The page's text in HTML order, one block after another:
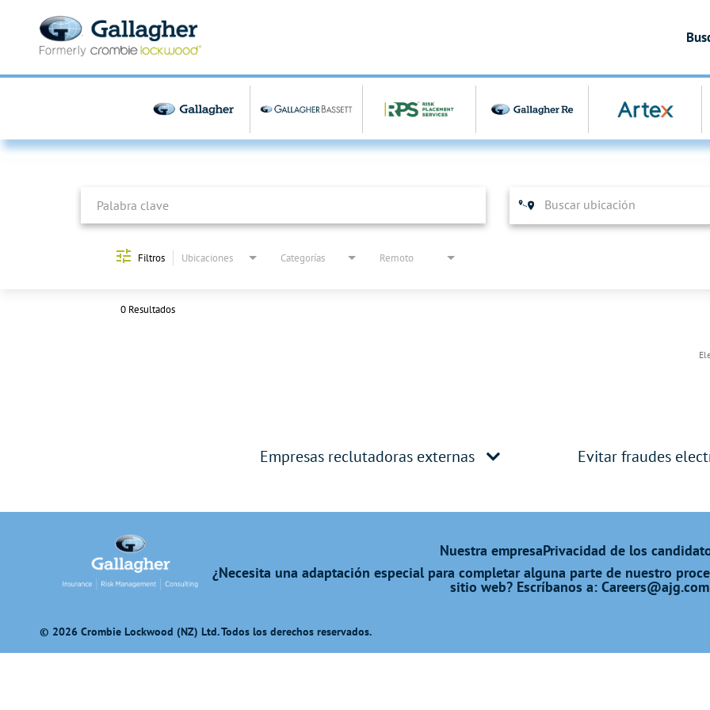
Job Search Page
Filtros Ubicaciones Categorías Remoto
0 Resultados
Empresas reclutadoras externas Evitar fraudes
Nuestra empresaPrivacidad de los
¿Necesita una adaptación especial para completar alguna parte de nuestro
sitio web? Escríbanos a: Careers@ajg.com
© 2026 Crombie Lockwood (NZ) Ltd. Todos los derechos reservados.